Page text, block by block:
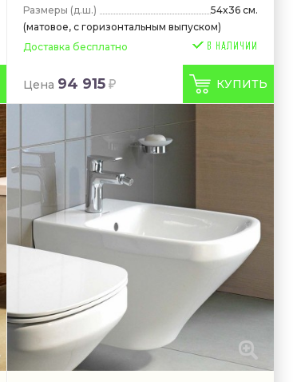
Размеры (д.ш.)
54x36 см.
(матовое, с горизонтальным выпуском)
Доставка бесплатно
Цена 94 915 КУПИТЬ